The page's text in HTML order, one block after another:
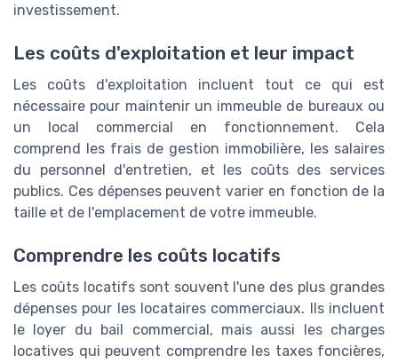
investissement.
Les coûts d'exploitation et leur impact
Les coûts d'exploitation incluent tout ce qui est
nécessaire pour maintenir un immeuble de bureaux ou
un local commercial en fonctionnement. Cela
comprend les frais de gestion immobilière, les salaires
du personnel d'entretien, et les coûts des services
publics. Ces dépenses peuvent varier en fonction de la
taille et de l'emplacement de votre immeuble.
Comprendre les coûts locatifs
Les coûts locatifs sont souvent l'une des plus grandes
dépenses pour les locataires commerciaux. Ils incluent
le loyer du bail commercial, mais aussi les charges
locatives qui peuvent comprendre les taxes foncières,